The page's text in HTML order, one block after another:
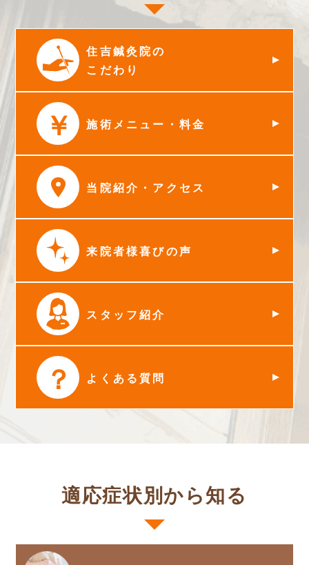
住吉鍼灸院の
こだわり
￥ 施術メニュー・料金
当院紹介・アクセス
来院者様喜びの声
スタッフ紹介
？ よくある質問
適応症状別から知る